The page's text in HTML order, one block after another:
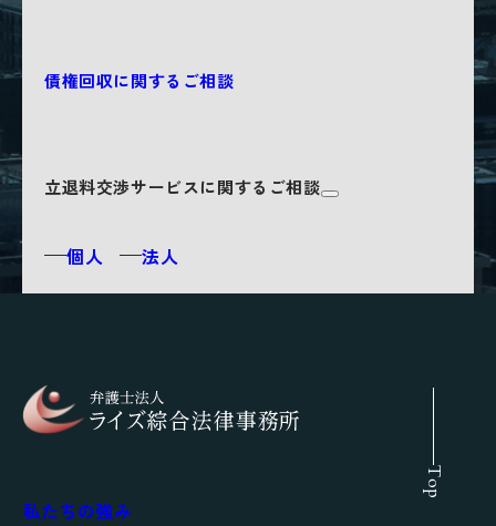
債権回収に関するご相談
立退料交渉サービスに関するご相談
個人 法人
Top
私たちの強み